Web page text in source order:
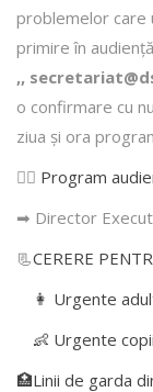
problemelor care
primire în
,,
o confirmare cu
ziua şi ora
👩‍⚕️ Program
➡ Director
📃CERERE
👩 Urgente
👶 Urgente copii
🏥Linii de garda